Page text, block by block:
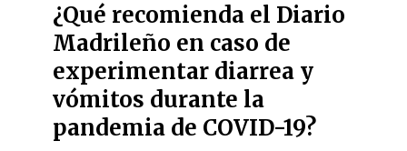
¿Qué recomienda el Diario
Madrileño en caso de
experimentar diarrea y
vómitos durante la
pandemia de COVID-19?